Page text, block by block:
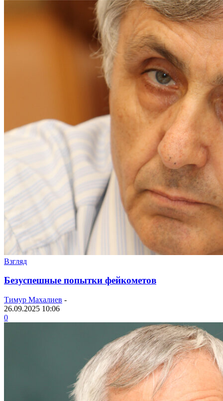
Взгляд
Безуспешные попытки фейкометов
Тимур Махалиев -
26.09.2025 10:06
0